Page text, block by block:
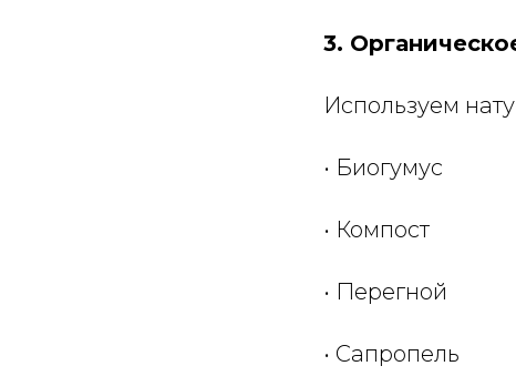
3.
Используем
• Биогумус
• Компост
• Перегной
• Сапропель